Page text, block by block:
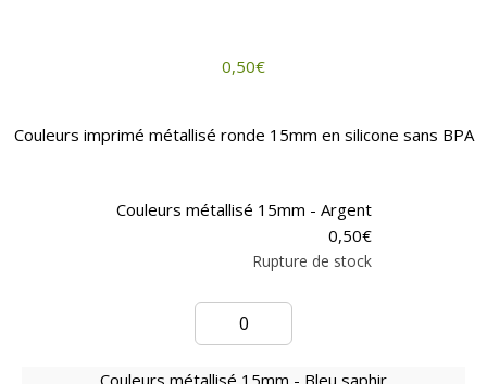
0,50€
Couleurs imprimé métallisé ronde 15mm en silicone sans BPA
Couleurs métallisé 15mm - Argent
0,50€
Rupture de stock
Couleurs métallisé 15mm - Bleu saphir